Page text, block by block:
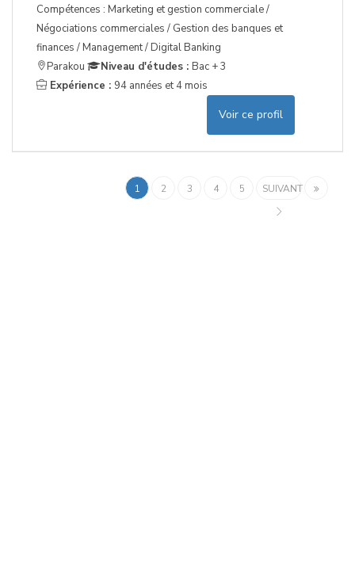
Compétences : Marketing et gestion commerciale /
Négociations commerciales / Gestion des banques et
finances / Management / Digital Banking
Parakou
Niveau d'études : Bac + 3
Expérience : 94 années et 4 mois
Voir ce profil
1 2 3 4 5 SUIVANT